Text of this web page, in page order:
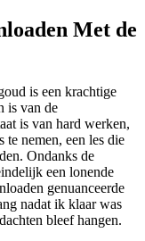
Met de
is een krachtige
is van de
is van hard werken,
te nemen, een les die
Ondanks de
een lonende
genuanceerde
nadat ik klaar was
bleef hangen.